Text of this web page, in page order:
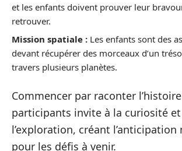
et les enfants doivent prouver leur
retrouver.
Mission spatiale : Les enfants sont des
devant récupérer des morceaux d’un
travers plusieurs planètes.
Commencer par raconter
participants invite à la curiosité et
l’exploration, créant l’anticipation
pour les défis à venir.